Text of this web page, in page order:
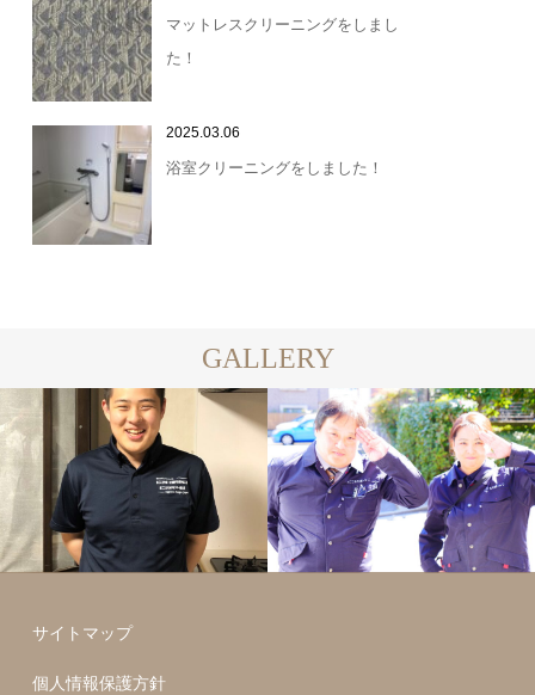
マットレスクリーニングをしまし
た！
2025.03.06
浴室クリーニングをしました！
GALLERY
サイトマップ
個人情報保護方針